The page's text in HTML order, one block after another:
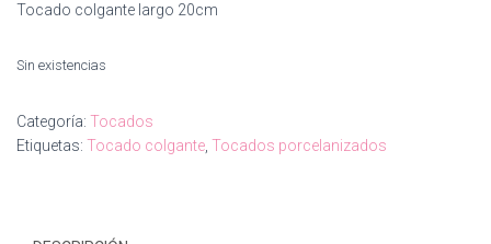
Tocado colgante largo 20cm
Sin existencias
Categoría: Tocados
Etiquetas: Tocado colgante Tocados porcelanizados